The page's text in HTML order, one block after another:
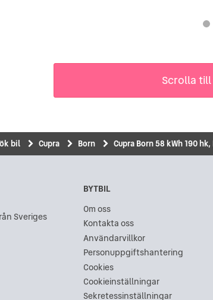
Scrolla
bil Cupra Born Cupra Born 58 kWh 190
Sveriges
BYTBIL
Om oss
Kontakta oss
Användarvillkor
Personuppgiftshantering
Cookies
Cookieinställningar
Sekretessinställningar